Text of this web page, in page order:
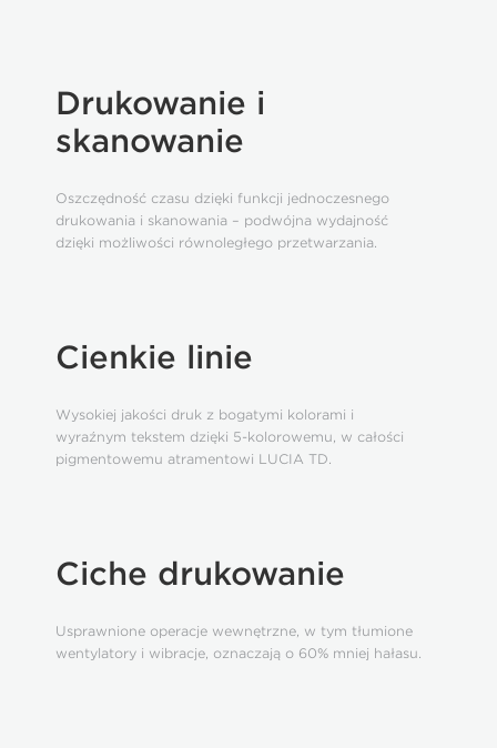
Drukowanie i
skanowanie
Oszczędność czasu dzięki funkcji jednoczesnego
drukowania i skanowania – podwójna wydajność
dzięki możliwości równoległego przetwarzania.
Cienkie linie
Wysokiej jakości druk z bogatymi kolorami i
wyraźnym tekstem dzięki 5-kolorowemu, w całości
pigmentowemu atramentowi LUCIA TD.
Ciche drukowanie
Usprawnione operacje wewnętrzne, w tym tłumione
wentylatory i wibracje, oznaczają o 60% mniej hałasu.